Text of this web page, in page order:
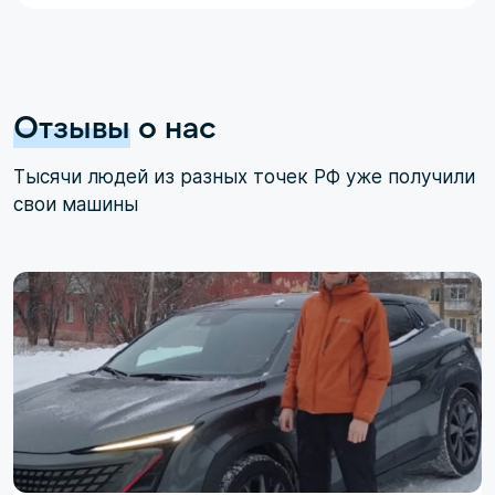
Отзывы о нас
Тысячи людей из разных точек РФ уже получили
свои машины